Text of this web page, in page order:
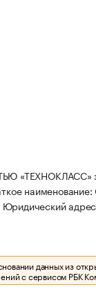
Юридический
данных из
с сервисом РБК